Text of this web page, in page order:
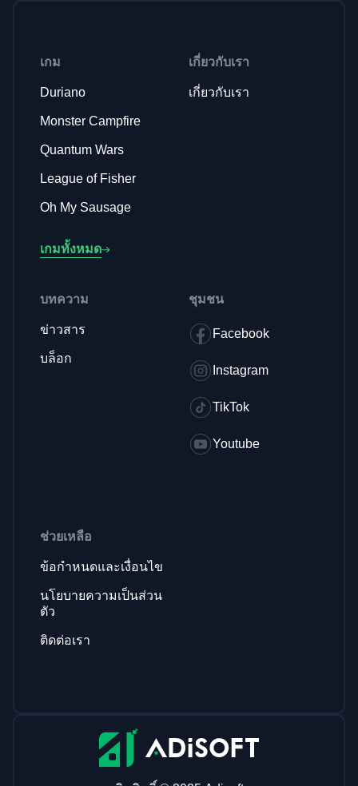
เกม
Duriano
Monster Campfire
Quantum Wars
League of Fisher
Oh My Sausage
เกมทั้งหมด
เกี่ยวกับเรา
เกี่ยวกับเรา
บทความ
ข่าวสาร
บล็อก
ชุมชน
Facebook
Instagram
TikTok
Youtube
ช่วยเหลือ
ข้อกำหนดและเงื่อนไข
นโยบายความเป็นส่วน
ตัว
ติดต่อเรา